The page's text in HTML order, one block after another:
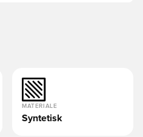
MATERIALE
Syntetisk